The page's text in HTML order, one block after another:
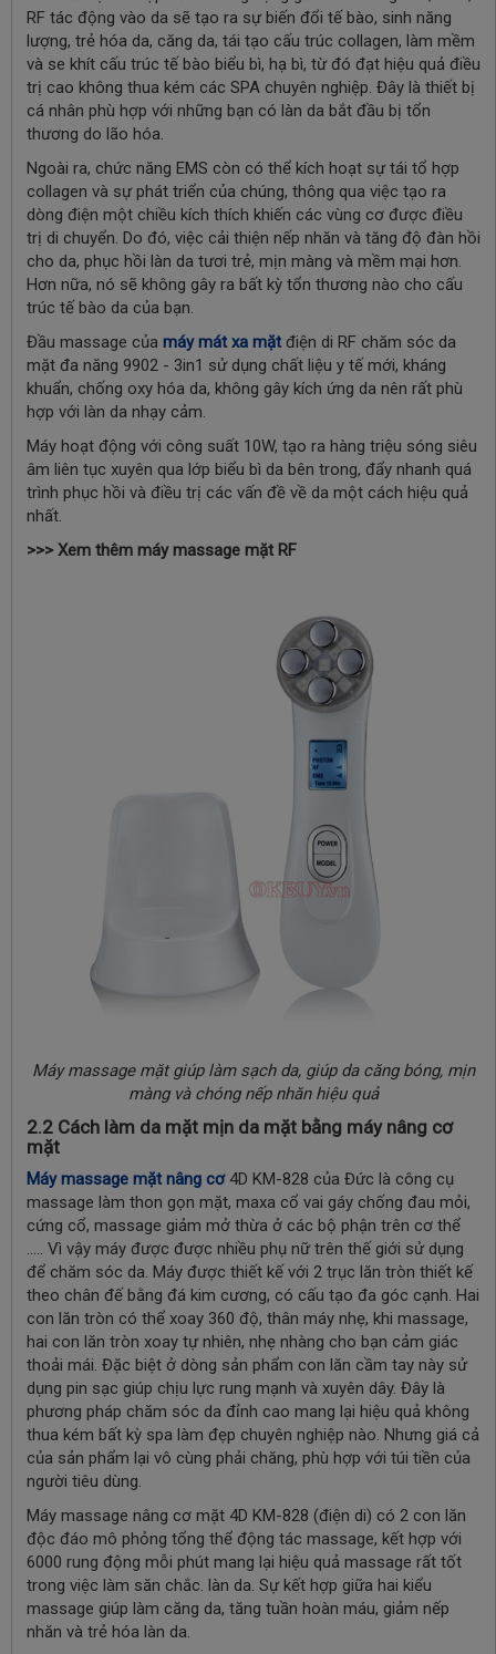
RF tác động vào da sẽ tạo ra sự biến đổi tế bào, sinh năng
lượng, trẻ hóa da, căng da, tái tạo cấu trúc collagen, làm mềm
và se khít cấu trúc tế bào biểu bì, hạ bì, từ đó đạt hiệu quả điều
trị cao không thua kém các SPA chuyên nghiệp. Đây là thiết bị
cá nhân phù hợp với những bạn có làn da bắt đầu bị tổn
thương do lão hóa.
Ngoài ra, chức năng EMS còn có thể kích hoạt sự tái tổ hợp
collagen và sự phát triển của chúng, thông qua việc tạo ra
dòng điện một chiều kích thích khiến các vùng cơ được điều
trị di chuyển. Do đó, việc cải thiện nếp nhăn và tăng độ đàn hồi
cho da, phục hồi làn da tươi trẻ, mịn màng và mềm mại hơn.
Hơn nữa, nó sẽ không gây ra bất kỳ tổn thương nào cho cấu
trúc tế bào da của bạn.
Đầu massage của máy mát xa mặtđiện di RF chăm sóc da
mặt đa năng 9902 - 3in1 sử dụng chất liệu y tế mới, kháng
khuẩn, chống oxy hóa da, không gây kích ứng da nên rất phù
hợp với làn da nhạy cảm.
Máy hoạt động với công suất 10W, tạo ra hàng triệu sóng siêu
âm liên tục xuyên qua lớp biểu bì da bên trong, đẩy nhanh quá
trình phục hồi và điều trị các vấn đề về da một cách hiệu quả
nhất.
>>> Xem thêm máy massage mặt RF
Máy massage mặt giúp làm sạch da, giúp da căng bóng, mịn
màng và chóng nếp nhăn hiệu quả
2.2 Cách làm da mặt mịn da mặt bằng máy nâng cơ
mặt
Máy massage mặt nâng cơ4D KM-828 của Đức là công cụ
massage làm thon gọn mặt, maxa cổ vai gáy chống đau mỏi,
cứng cổ, massage giảm mở thừa ở các bộ phận trên cơ thể
..... Vì vậy máy được được nhiều phụ nữ trên thế giới sử dụng
để chăm sóc da. Máy được thiết kế với 2 trục lăn tròn thiết kế
theo chân đế bằng đá kim cương, có cấu tạo đa góc cạnh. Hai
con lăn tròn có thể xoay 360 độ, thân máy nhẹ, khi massage,
hai con lăn tròn xoay tự nhiên, nhẹ nhàng cho bạn cảm giác
thoải mái. Đặc biệt ở dòng sản phẩm con lăn cầm tay này sử
dụng pin sạc giúp chịu lực rung mạnh và xuyên dây. Đây là
phương pháp chăm sóc da đỉnh cao mang lại hiệu quả không
thua kém bất kỳ spa làm đẹp chuyên nghiệp nào. Nhưng giá cả
của sản phẩm lại vô cùng phải chăng, phù hợp với túi tiền của
người tiêu dùng.
Máy massage nâng cơ mặt 4D KM-828 (điện di) có 2 con lăn
độc đáo mô phỏng tổng thể động tác massage, kết hợp với
6000 rung động mỗi phút mang lại hiệu quả massage rất tốt
trong việc làm săn chắc. làn da. Sự kết hợp giữa hai kiểu
massage giúp làm căng da, tăng tuần hoàn máu, giảm nếp
nhăn và trẻ hóa làn da.